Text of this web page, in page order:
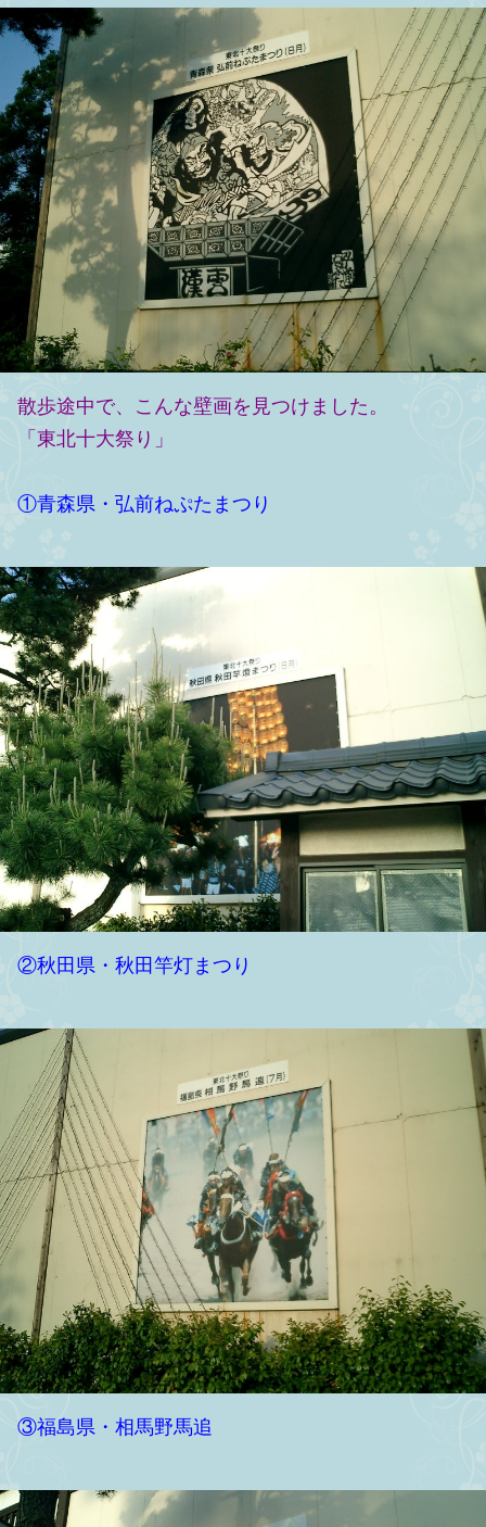
散歩途中で、こんな壁画を見つけました。
「東北十大祭り」
①青森県・弘前ねぷたまつり
②秋田県・秋田竿灯まつり
③福島県・相馬野馬追